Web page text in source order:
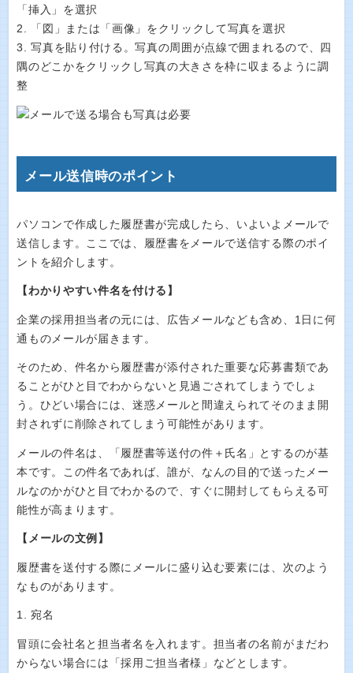
「挿入」を選択
2. 「図」または「画像」をクリックして写真を選択
3. 写真を貼り付ける。写真の周囲が点線で囲まれるので、四
隅のどこかをクリックし写真の大きさを枠に収まるように調
整
メール送信時のポイント
パソコンで作成した履歴書が完成したら、いよいよメールで
送信します。ここでは、履歴書をメールで送信する際のポイ
ントを紹介します。
【わかりやすい件名を付ける】
企業の採用担当者の元には、広告メールなども含め、1日に何
通ものメールが届きます。
そのため、件名から履歴書が添付された重要な応募書類であ
ることがひと目でわからないと見過ごされてしまうでしょ
う。ひどい場合には、迷惑メールと間違えられてそのまま開
封されずに削除されてしまう可能性があります。
メールの件名は、「履歴書等送付の件＋氏名」とするのが基
本です。この件名であれば、誰が、なんの目的で送ったメー
ルなのかがひと目でわかるので、すぐに開封してもらえる可
能性が高まります。
【メールの文例】
履歴書を送付する際にメールに盛り込む要素には、次のよう
なものがあります。
1. 宛名
冒頭に会社名と担当者名を入れます。担当者の名前がまだわ
からない場合には「採用ご担当者様」などとします。